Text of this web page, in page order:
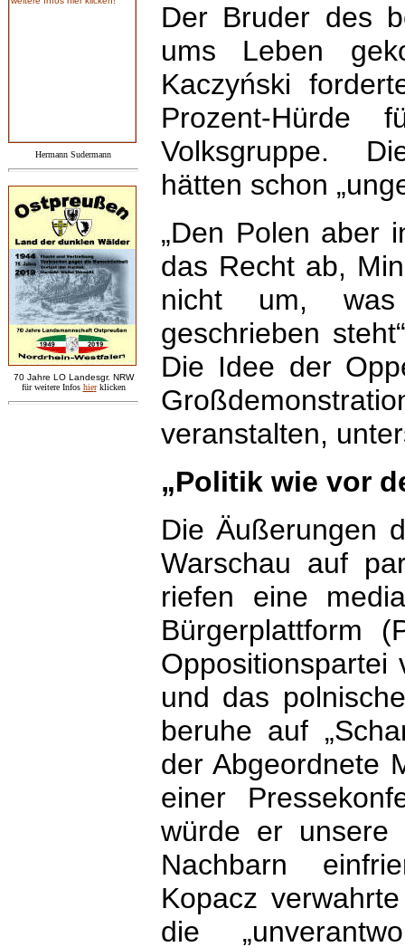
Hermann Sudermann
70 Jahre LO Landesgr. NRW
für weitere Infos hier klicken
Der Bruder des
ums Leben
Kaczyński
Prozent-Hürde
Volksgruppe.
hätten schon
„Den Polen aber
das Recht ab,
nicht um, was
geschrieben
Die Idee der
veranstalten,
„Politik wie vor
Die Äußerungen
Warschau auf
riefen eine
Bürgerplattform
Oppositionspartei
und das
beruhe auf
der Abgeordnete
einer
würde er unsere
Nachbarn
Kopacz
die